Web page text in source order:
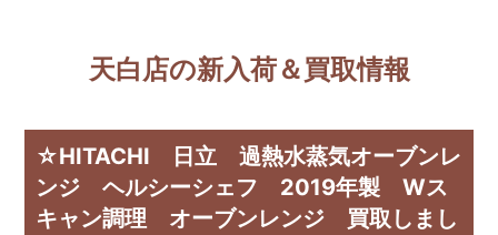
天白店の新入荷＆買取情報
☆HITACHI 日立 過熱水蒸気オーブンレ
ンジ ヘルシーシェフ 2019年製 Wス
キャン調理 オーブンレンジ 買取しまし